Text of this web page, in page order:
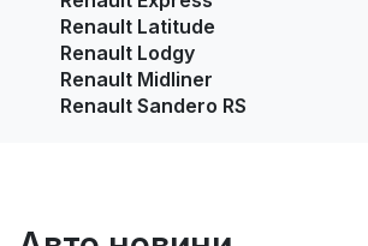
Renault Latitude
Renault Lodgy
Renault Midliner
Renault Sandero RS